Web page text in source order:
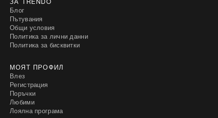
Блог
Пътувания
Общи условия
Политика за лични данни
Политика за бисквитки
МОЯТ ПРОФИЛ
Влез
Регистрация
Поръчки
Любими
Лоялна програма